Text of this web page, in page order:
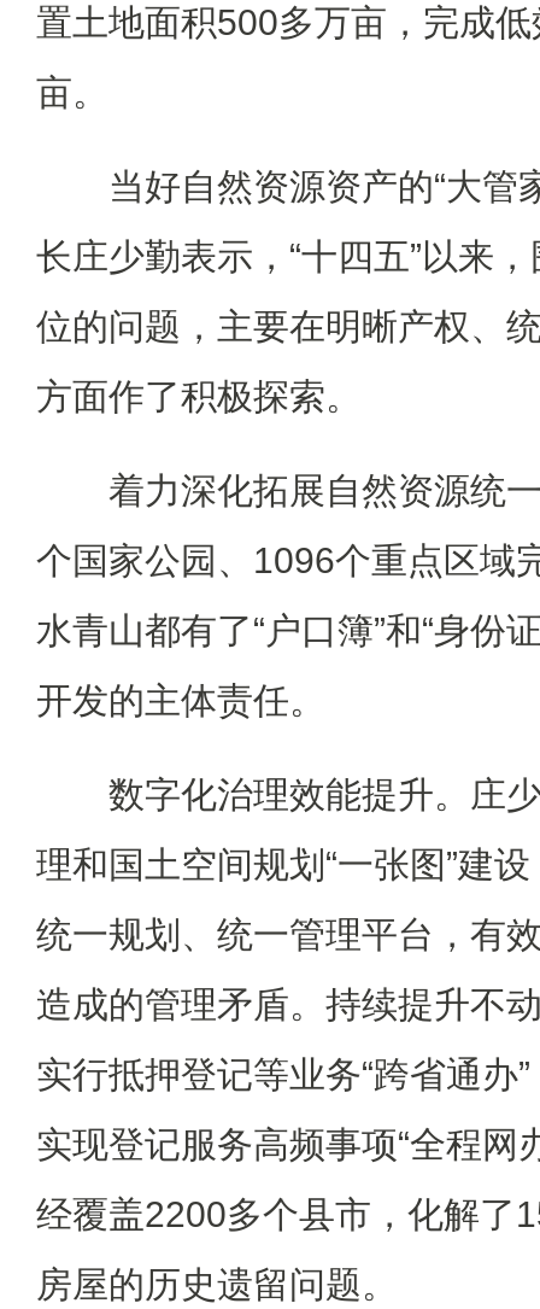
置土地面积500多万亩，完成
亩。
当好自然资源资产的“大管
长庄少勤表示，“十四五”以来
位的问题，主要在明晰产权、
方面作了积极探索。
着力深化拓展自然资源统一
个国家公园、1096个重点区域
水青山都有了“户口簿”和“身份
开发的主体责任。
数字化治理效能提升。庄少
理和国土空间规划“一张图”建
统一规划、统一管理平台，有
造成的管理矛盾。持续提升不
实行抵押登记等业务“跨省通办
实现登记服务高频事项“全程网
经覆盖2200多个县市，化解了
房屋的历史遗留问题。